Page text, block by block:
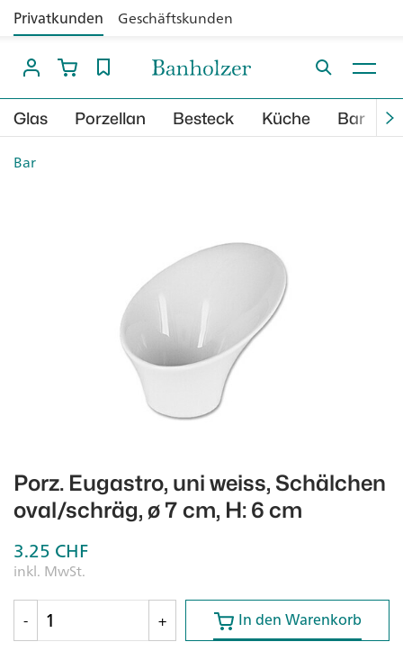
Privatkunden Geschäftskunden
Glas Porzellan Besteck Küche Bar
Bar
Porz. Eugastro, uni weiss, Schälchen
oval/schräg, ø 7 cm, H: 6 cm
3.25 CHF
inkl. MwSt.
-
+ In den Warenkorb
In den Warenkorb